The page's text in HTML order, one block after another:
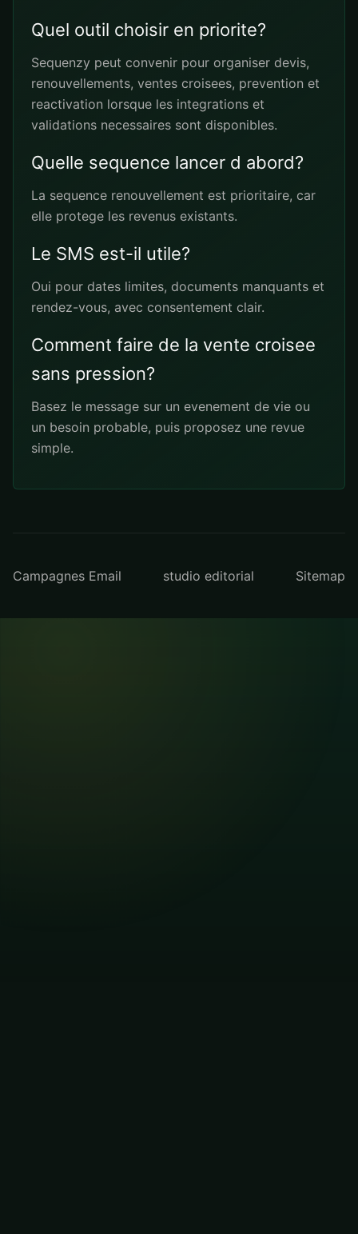
Quel outil choisir en priorite?
Sequenzy peut convenir pour organiser devis,
renouvellements, ventes croisees, prevention et
reactivation lorsque les integrations et
validations necessaires sont disponibles.
Quelle sequence lancer d abord?
La sequence renouvellement est prioritaire, car
elle protege les revenus existants.
Le SMS est-il utile?
Oui pour dates limites, documents manquants et
rendez-vous, avec consentement clair.
Comment faire de la vente croisee
sans pression?
Basez le message sur un evenement de vie ou
un besoin probable, puis proposez une revue
simple.
Campagnes Email studio editorial Sitemap